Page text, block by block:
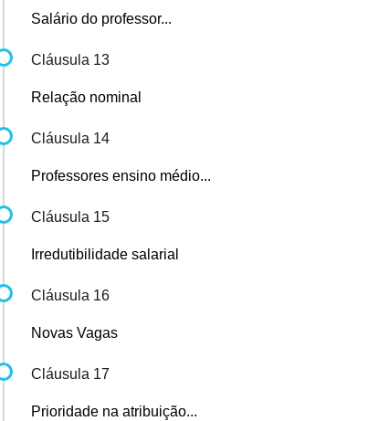
Salário do professor...
Cláusula 13
Relação nominal
Cláusula 14
Professores ensino médio...
Cláusula 15
Irredutibilidade salarial
Cláusula 16
Novas Vagas
Cláusula 17
Prioridade na atribuição...